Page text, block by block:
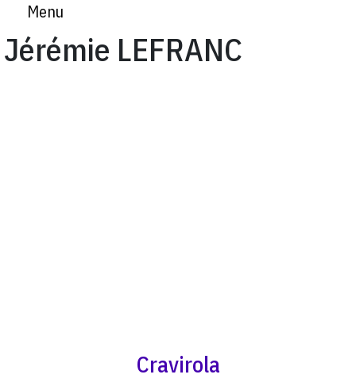
Menu
Jérémie LEFRANC
Cravirola